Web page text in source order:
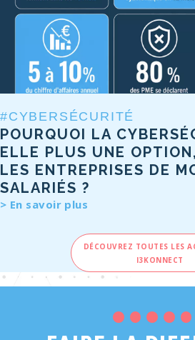
#CYBERSÉCURITÉ
POURQUOI LA
ELLE PLUS UNE
LES ENTREPRISES DE
SALARIÉS ?
En savoir plus
DÉCOUVREZ TOUTES LES
I3KONNECT